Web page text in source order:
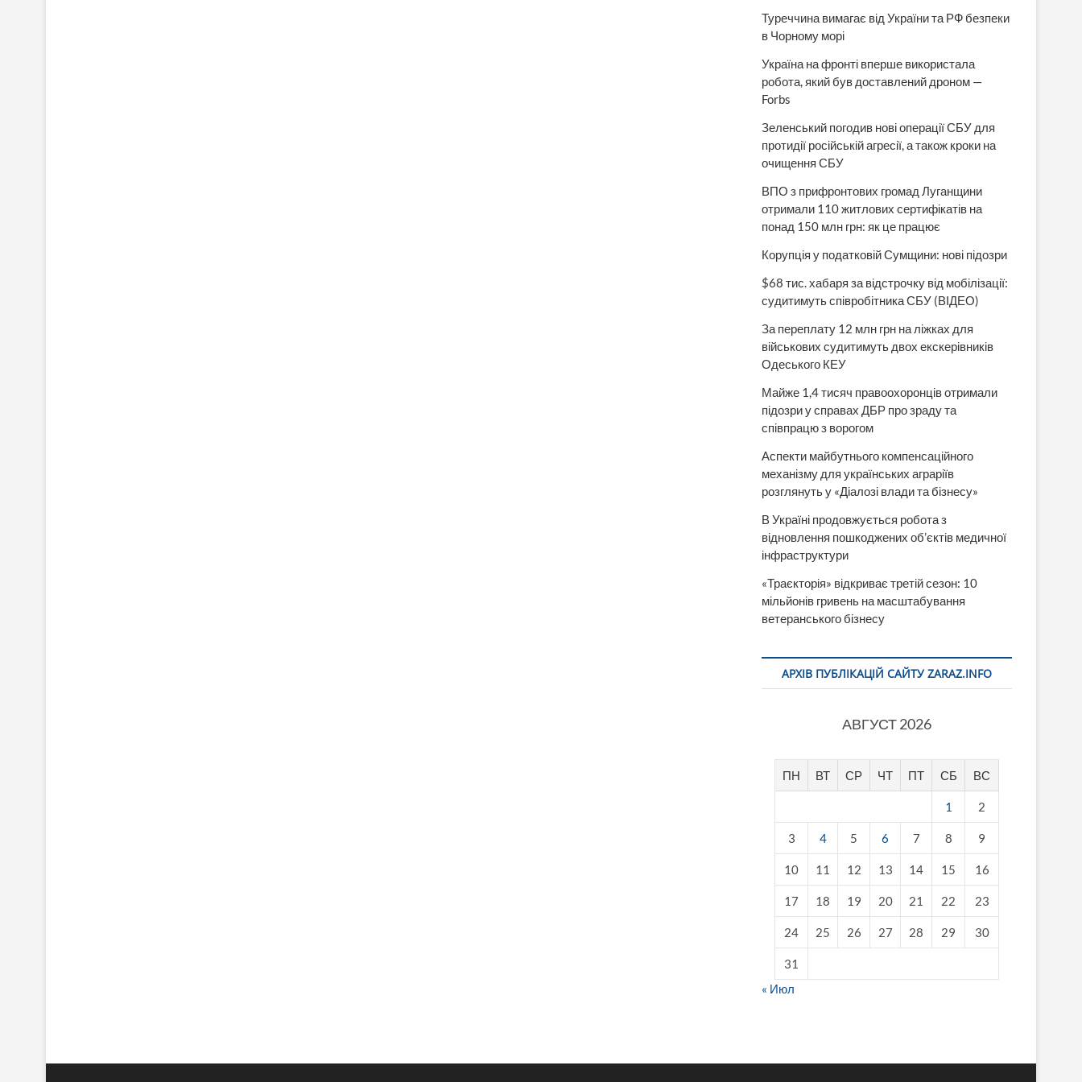
Туреччина вимагає від України та РФ безпеки
в Чорному морі
Україна на фронті вперше використала
робота, який був доставлений дроном —
Forbs
Зеленський погодив нові операції СБУ для
протидії російській агресії, а також кроки на
очищення СБУ
ВПО з прифронтових громад Луганщини
отримали 110 житлових сертифікатів на
понад 150 млн грн: як це працює
Корупція у податковій Сумщини: нові підозри
$68 тис. хабаря за відстрочку від мобілізації:
судитимуть співробітника СБУ (ВІДЕО)
За переплату 12 млн грн на ліжках для
військових судитимуть двох екскерівників
Одеського КЕУ
Майже 1,4 тисяч правоохоронців отримали
підозри у справах ДБР про зраду та
співпрацю з ворогом
Аспекти майбутнього компенсаційного
механізму для українських аграріїв
розглянуть у «Діалозі влади та бізнесу»
В Україні продовжується робота з
відновлення пошкоджених об’єктів медичної
інфраструктури
«Траєкторія» відкриває третій сезон: 10
мільйонів гривень на масштабування
ветеранського бізнесу
АРХІВ ПУБЛІКАЦІЙ САЙТУ ZARAZ.INFO
АВГУСТ 2026
ПН ВТ СР ЧТ ПТ СБ ВС
1 2
3 4 5 6 7 8 9
10 11 12 13 14 15 16
17 18 19 20 21 22 23
24 25 26 27 28 29 30
31
« Июл